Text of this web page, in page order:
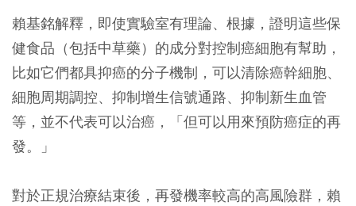
賴基銘解釋，即使實驗室有理論、根據，證明這些保
健食品（包括中草藥）的成分對控制癌細胞有幫助，
比如它們都具抑癌的分子機制，可以清除癌幹細胞、
細胞周期調控、抑制增生信號通路、抑制新生血管
等，並不代表可以治癌，「但可以用來預防癌症的再
發。」
對於正規治療結束後，再發機率較高的高風險群，賴